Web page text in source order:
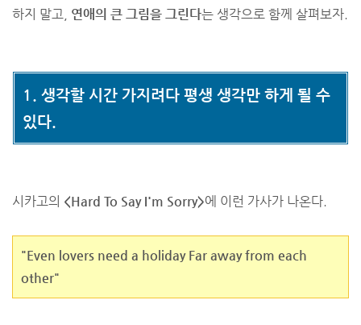
하지 말고, 연애의 큰 그림을 그린다는 생각으로 함께 살펴보자.
1. 생각할 시간 가지려다 평생 생각만 하게 될 수
있다.
시카고의 <Hard To Say I'm Sorry>에 이런 가사가 나온다.
"Even lovers need a holiday Far away from each
other"